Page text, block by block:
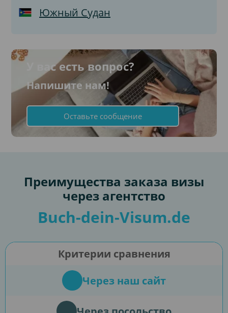
Южный Судан
У вас есть вопрос?
Напишите нам!
Оставьте сообщение
Преимущества заказа визы
через агентство
Buch-dein-Visum.de
Критерии сравнения
Через наш сайт